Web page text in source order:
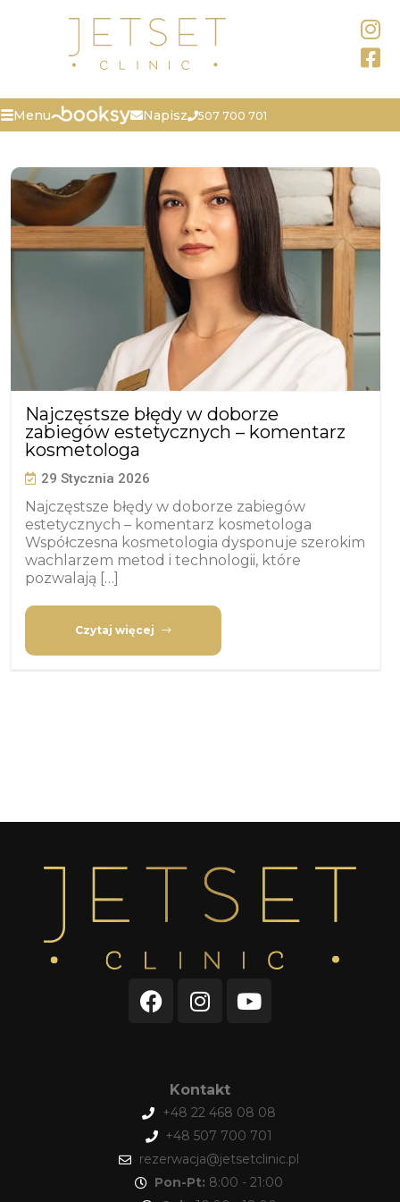
Menu Napisz 507 700 701
Najczęstsze błędy w doborze
zabiegów estetycznych – komentarz
kosmetologa
29 Stycznia 2026
Najczęstsze błędy w doborze zabiegów
estetycznych – komentarz kosmetologa
Współczesna kosmetologia dysponuje szerokim
wachlarzem metod i technologii, które
pozwalają […]
Czytaj więcej
Kontakt
+48 22 468 08 08
+48 507 700 701
rezerwacja@jetsetclinic.pl
Pon-Pt: 8:00 - 21:00